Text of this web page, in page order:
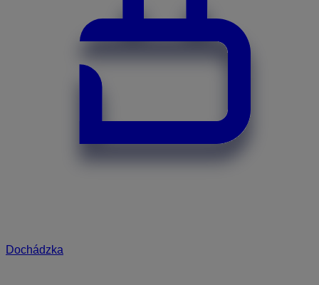
Dochádzka